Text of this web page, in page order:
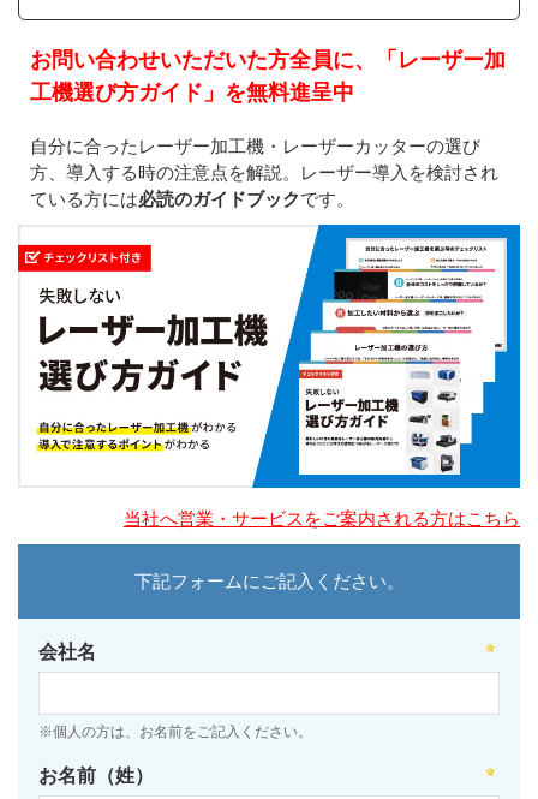
お問い合わせいただいた方全員に、「レーザー加
工機選び方ガイド」を無料進呈中
自分に合ったレーザー加工機・レーザーカッターの選び
方、導入する時の注意点を解説。レーザー導入を検討され
ている方には必読のガイドブックです。
当社へ営業・サービスをご案内される方はこちら
下記フォームにご記入ください。
会社名
※個人の方は、お名前をご記入ください。
お名前（姓）